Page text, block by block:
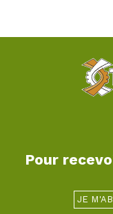
Pour
JE